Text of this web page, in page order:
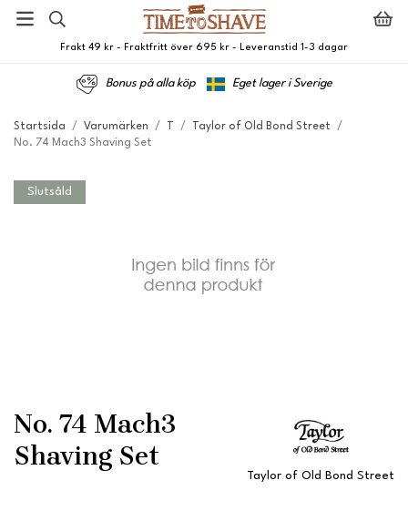
Frakt 49 kr - Fraktfritt över 695 kr - Leveranstid 1-3 dagar
Bonus på alla köp Eget lager i Sverige
Startsida / Varumärken / / Taylor of Old Bond Street
/
No. 74 Mach3 Shaving Set
Slutsåld
No. 74 Mach3
Shaving Set
Taylor of Old Bond Street